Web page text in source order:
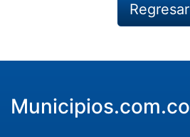
Regresar
Municipios.com.co